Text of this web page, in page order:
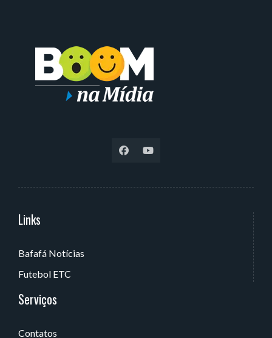
Links
Bafafá Notícias
Futebol ETC
Serviços
Contatos
Serviços